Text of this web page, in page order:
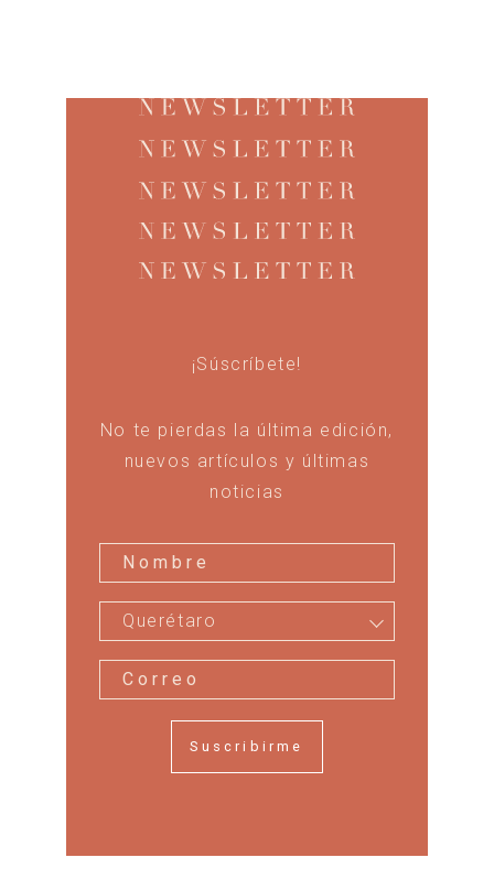
¡Súscríbete!
No te pierdas la última edición,
nuevos artículos y últimas
noticias
Querétaro
Suscribirme